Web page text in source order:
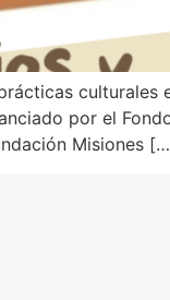
culturales
por el
Misiones